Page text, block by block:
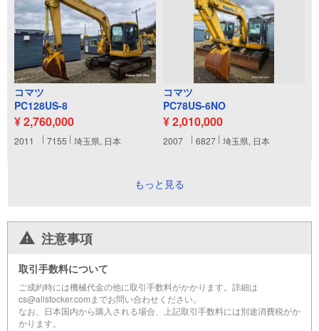
コマツ
PC128US-8
¥ 2,760,000
2011 7155 埼玉県, 日本
コマツ
PC78US-6NO
¥ 2,010,000
2007 6827 埼玉県, 日本
もっと見る
注意事項
取引手数料について
ご成約時には機械代金の他に取引手数料がかかります。詳細は
cs@allstocker.comまでお問い合わせください。
なお、日本国内から購入される場合、上記取引手数料には別途消費税がか
かります。